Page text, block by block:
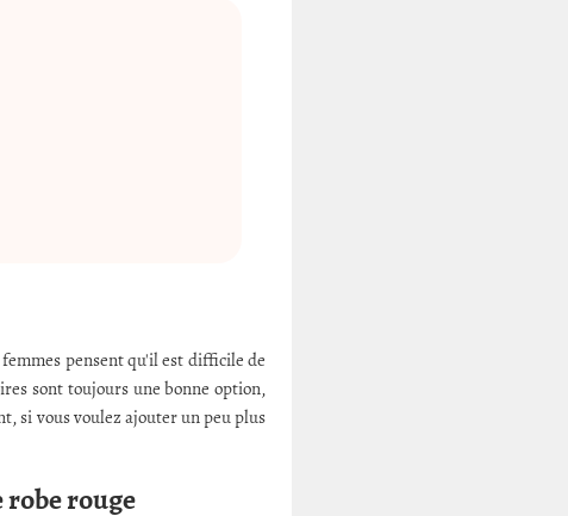
pensent qu'il est difficile de
sont toujours une bonne option,
si vous voulez ajouter un peu plus
robe rouge